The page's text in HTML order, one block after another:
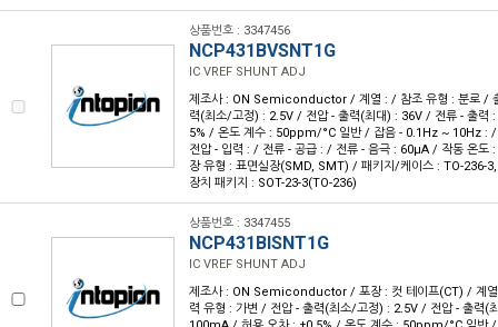
상품번호 : 3347456
NCP431BVSNT1G
IC VREF SHUNT ADJ
제조사 : ON Semiconductor / 계열 : / 참조 유형 : 분로 /
력(최소/고정) : 2.5V / 전압 - 출력(최대) : 36V / 전류 - 출력
5% / 온도 계수 : 50ppm/°C 일반 / 잡음 - 0.1Hz ~ 10Hz :
전압 - 입력 : / 전류 - 공급 : / 전류 - 음극 : 60µA / 작동 온도
장 유형 : 표면실장(SMD, SMT) / 패키지/케이스 : TO-236-
장치 패키지 : SOT-23-3(TO-236)
상품번호 : 3347455
NCP431BISNT1G
IC VREF SHUNT ADJ
제조사 : ON Semiconductor / 포장 : 컷 테이프(CT) / 계
력 유형 : 가변 / 전압 - 출력(최소/고정) : 2.5V / 전압 - 출력(